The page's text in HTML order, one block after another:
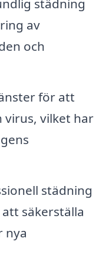
städning
av
och
för att
vilket har
städning
säkerställa
nya